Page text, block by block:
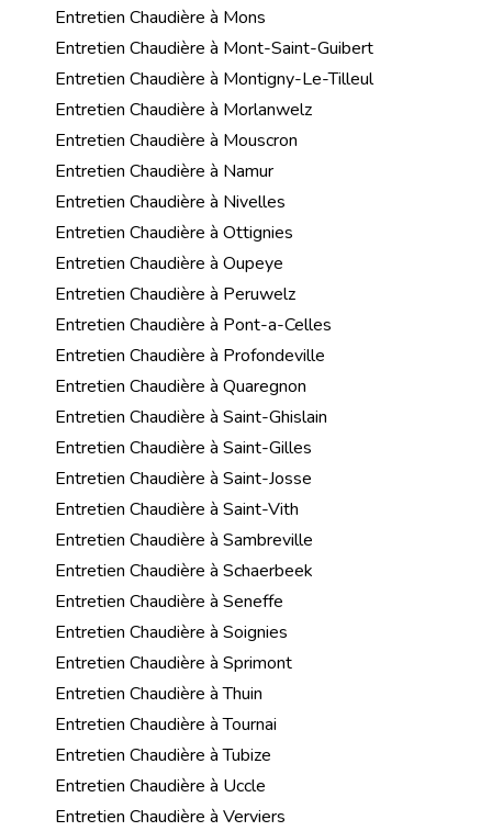
Entretien Chaudière à Mons
Entretien Chaudière à Mont-Saint-Guibert
Entretien Chaudière à Montigny-Le-Tilleul
Entretien Chaudière à Morlanwelz
Entretien Chaudière à Mouscron
Entretien Chaudière à Namur
Entretien Chaudière à Nivelles
Entretien Chaudière à Ottignies
Entretien Chaudière à Oupeye
Entretien Chaudière à Peruwelz
Entretien Chaudière à Pont-a-Celles
Entretien Chaudière à Profondeville
Entretien Chaudière à Quaregnon
Entretien Chaudière à Saint-Ghislain
Entretien Chaudière à Saint-Gilles
Entretien Chaudière à Saint-Josse
Entretien Chaudière à Saint-Vith
Entretien Chaudière à Sambreville
Entretien Chaudière à Schaerbeek
Entretien Chaudière à Seneffe
Entretien Chaudière à Soignies
Entretien Chaudière à Sprimont
Entretien Chaudière à Thuin
Entretien Chaudière à Tournai
Entretien Chaudière à Tubize
Entretien Chaudière à Uccle
Entretien Chaudière à Verviers